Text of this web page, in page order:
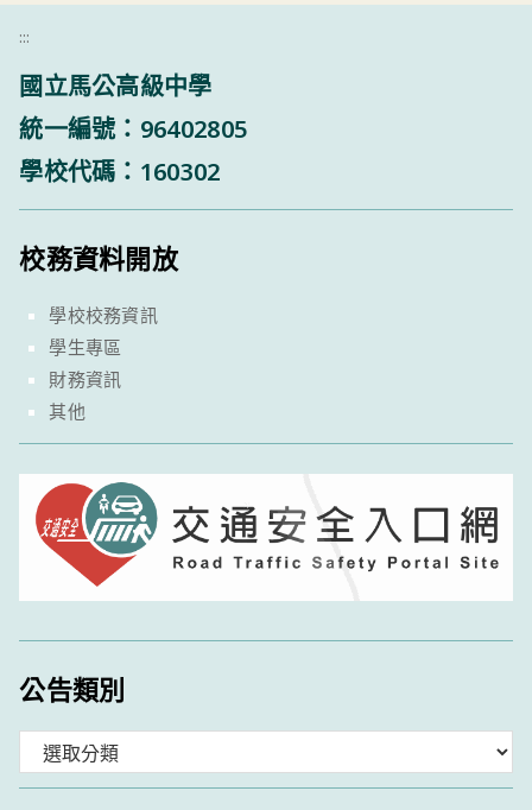
:::
國立馬公高級中學
統一編號：96402805
學校代碼：160302
校務資料開放
學校校務資訊
學生專區
財務資訊
其他
公告類別
類